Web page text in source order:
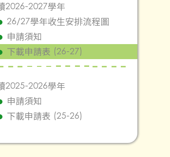
2026-2027學年
26/27學年收生安排流程圖
申請須知
下載申請表 (26-27)
2025-2026學年
申請須知
下載申請表 (25-26)